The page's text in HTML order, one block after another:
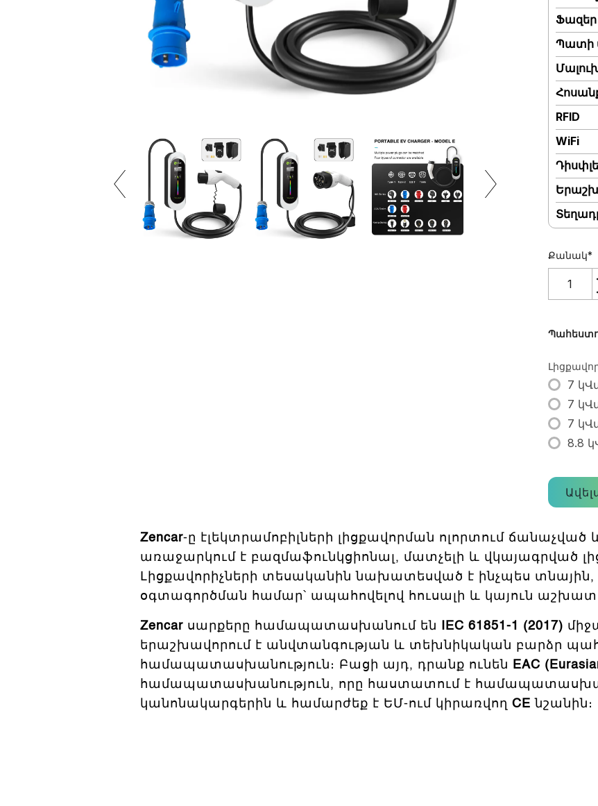
Ֆազեր
Պատի
RFID
WiFi
Քանակ*
7
7
7
8.8
Zencar-ը էլեկտրամոբիլների լիցքավորման ոլորտում ճանաչված
առաջարկում է բազմաֆունկցիոնալ, մատչելի և վկայագրված
Լիցքավորիչների տեսականին նախատեսված է ինչպես տնային,
օգտագործման համար՝ ապահովելով հուսալի և կայուն
Zencar սարքերը համապատասխանում են IEC 61851-1 (2017)
երաշխավորում է անվտանգության և տեխնիկական բարձր
համապատասխանություն։ Բացի այդ, դրանք ունեն
EAC
համապատասխանություն, որը հաստատում է
կանոնակարգերին և համարժեք է ԵՄ-ում կիրառվող CE նշանին։